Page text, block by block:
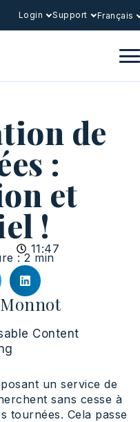
Login Support Français
de
:
et
!
11:47
: 2 min
Content
un service de
sans cesse à
tournées. Cela passe